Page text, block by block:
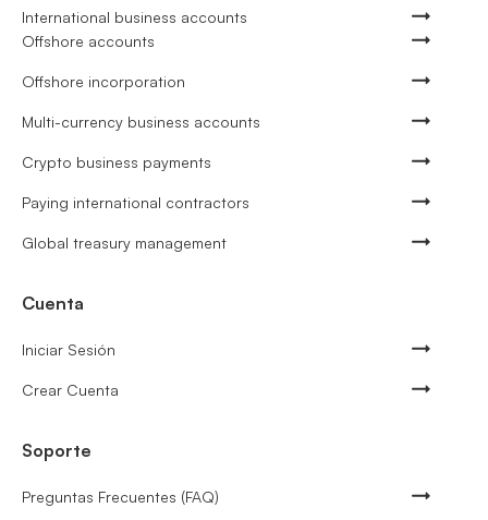
International business accounts
Offshore accounts
Offshore incorporation
Multi-currency business accounts
Crypto business payments
Paying international contractors
Global treasury management
Cuenta
Iniciar Sesión
Crear Cuenta
Soporte
Preguntas Frecuentes (FAQ)